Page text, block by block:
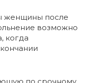
женщины после
возможно
когда